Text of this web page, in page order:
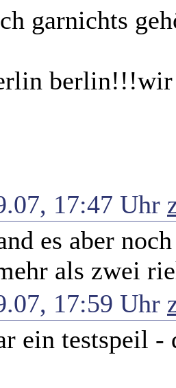
garnichts
17:47 Uhr
es aber
als zwei
17:59 Uhr
ein testspeil